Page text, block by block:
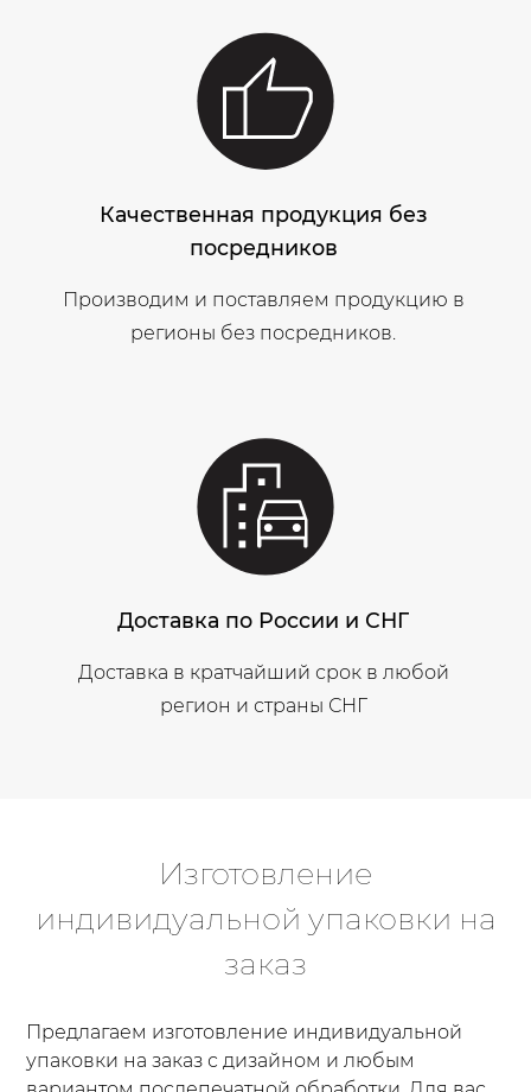
Качественная продукция без
посредников
Производим и поставляем продукцию в
регионы без посредников.
Доставка по России и СНГ
Доставка в кратчайший срок в любой
регион и страны СНГ
Изготовление
индивидуальной упаковки на
заказ
Предлагаем изготовление индивидуальной
упаковки на заказ с дизайном и любым